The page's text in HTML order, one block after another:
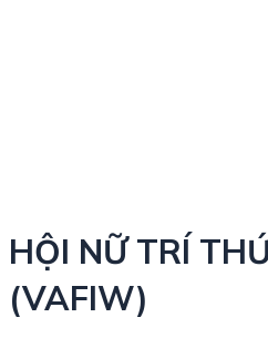
HỘI NỮ TRÍ
(VAFIW)